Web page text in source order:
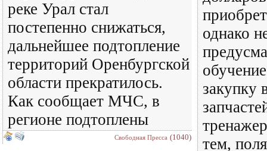
реке Урал стал
постепенно снижаться,
дальнейшее подтопление
территорий Оренбургской
области прекратилось.
Как сообщает МЧС, в
регионе подтоплены
Свободная Пресса (1040)
однако
закупку
тем,